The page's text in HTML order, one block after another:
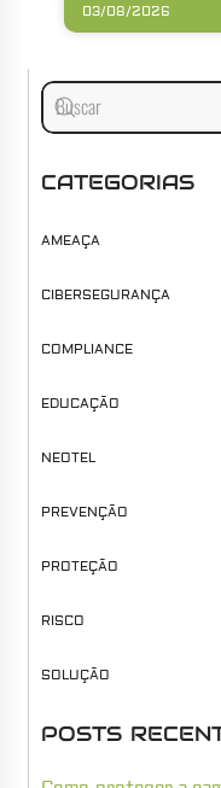
03/08/2026
CATEGORIAS
AMEAÇA
CIBERSEGURANÇA
COMPLIANCE
EDUCAÇÃO
NEOTEL
PREVENÇÃO
PROTEÇÃO
RISCO
SOLUÇÃO
POSTS